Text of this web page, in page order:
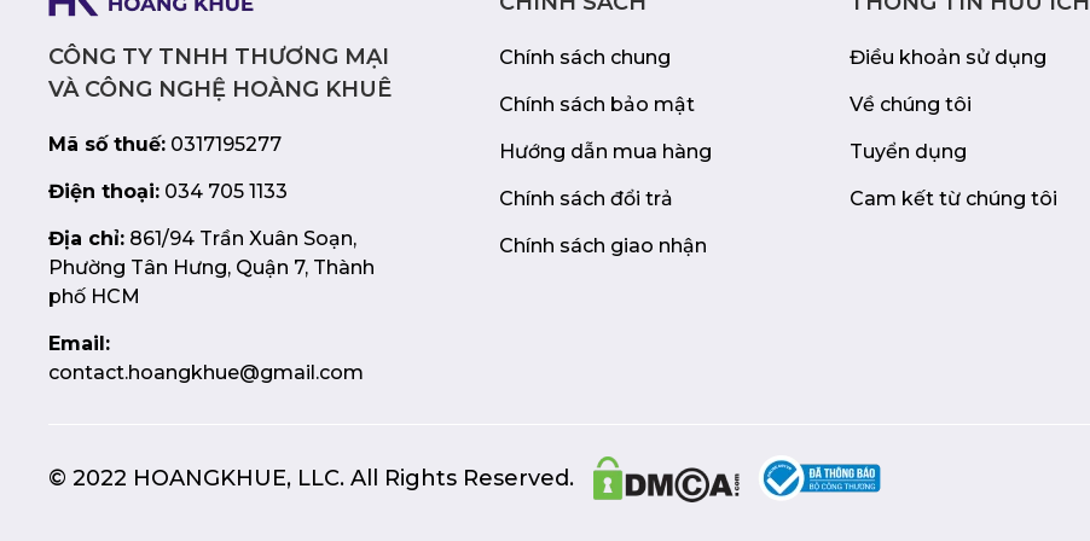
CÔNG TY TNHH THƯƠNG MẠI
VÀ CÔNG NGHỆ HOÀNG KHUÊ
Mã số thuế: 0317195277
Điện thoại: 034 705 1133
Địa chỉ: 861/94 Trần Xuân Soạn,
Phường Tân Hưng, Quận 7, Thành
phố HCM
Email:
contact.hoangkhue@gmail.com
Chính sách chung
Chính sách bảo mật
Hướng dẫn mua hàng
Chính sách đổi trả
Chính sách giao nhận
Điều khoản sử dụng
Về chúng tôi
Tuyển dụng
Cam kết từ chúng tôi
© 2022 HOANGKHUE, LLC. All Rights Reserved.